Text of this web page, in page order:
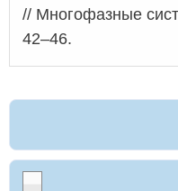
// Многофазные
42–46.